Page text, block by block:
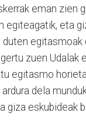
eman zien
egiteagatik, eta
duten egitasmoak
zuen Udalak
egitasmo
dela
giza eskubideak